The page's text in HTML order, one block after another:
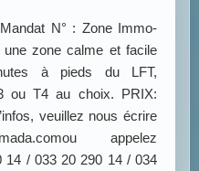
N° : Zone Immo-
une zone calme et facile
à pieds du LFT,
ou T4 au choix. PRIX:
veuillez nous écrire
appelez
14 / 033 20 290 14 / 034